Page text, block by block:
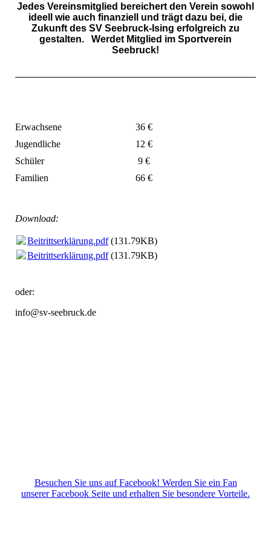
Jedes Vereinsmitglied bereichert den Verein sowohl
ideell wie auch finanziell und trägt dazu bei, die
Zukunft des SV Seebruck-Ising erfolgreich zu
gestalten. Werdet Mitglied im Sportverein
Seebruck!
Erwachsene
36 €
Jugendliche
12 €
Schüler
9 €
Familien
66 €
Download:
Beitrittserklärung.pdf(131.79KB)
Beitrittserklärung.pdf(131.79KB)
oder:
info@sv-seebruck.de
Besuchen Sie uns auf Facebook! Werden Sie ein Fan
unserer Facebook Seite und erhalten Sie besondere Vorteile.